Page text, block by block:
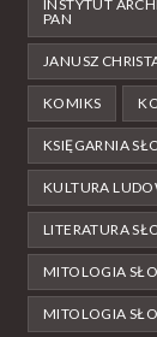
INSTYTUT
PAN
JANUSZ
KOMIKS
KSIĘGARNIA
KULTURA
LITERATURA
MITOLOGIA
MITOLOGIA